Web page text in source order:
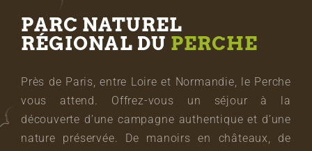
PARC NATUREL
RÉGIONAL DU PERCHE
Près de Paris, entre Loire et Normandie, le Perche
vous attend. Offrez-vous un séjour à la
découverte d’une campagne authentique et d’une
nature préservée. De manoirs en châteaux, de